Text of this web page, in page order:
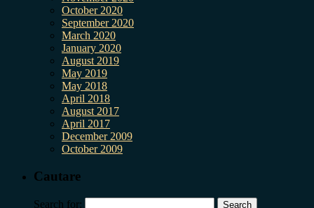
October 2020
September 2020
March 2020
January 2020
August 2019
May 2019
May 2018
April 2018
August 2017
April 2017
December 2009
October 2009
Cautare
Search for: